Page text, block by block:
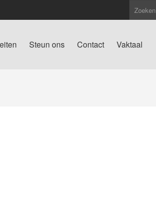
Steun ons Contact Vaktaal